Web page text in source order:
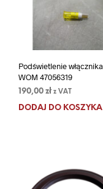
Podświetlenie włącznika
WOM 47056319
190,00 zł z VAT
DODAJ DO KOSZYKA